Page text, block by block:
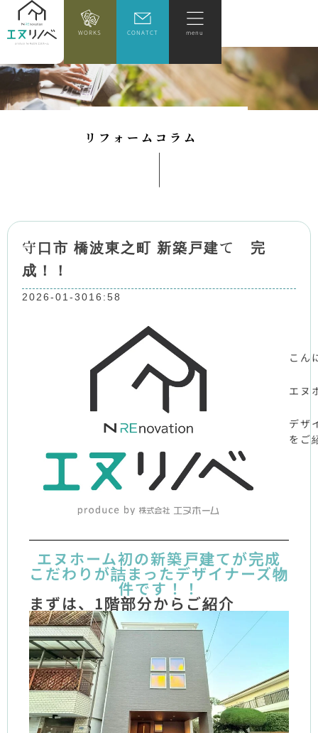
WORKS CONATCT menu
リ フ ォ ー ム コ ラ ム
守口市 橋波東之町 新築戸建て 完
成！！
2026-01-3016:58
こん
エヌ
デザ
をご
エヌホーム初の新築戸建てが完成
こだわりが詰まったデザイナーズ物
件です！！
まずは、1階部分からご紹介